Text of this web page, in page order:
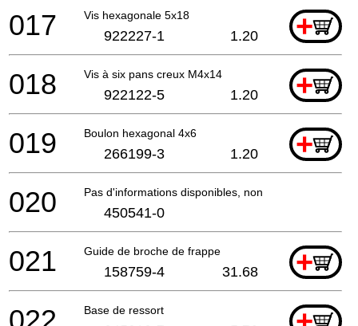
Vis hexagonale 5x18 +
017 922227-1 1.20
Vis à six pans creux M4x14 +
018 922122-5 1.20
Boulon hexagonal 4x6 +
019 266199-3 1.20
Pas d'informations disponibles, non commandable
020 450541-0
Guide de broche de frappe +
021 158759-4 31.68
Base de ressort